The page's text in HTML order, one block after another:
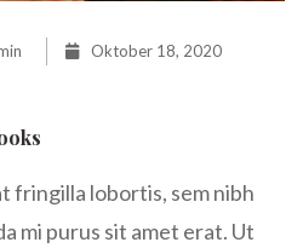
Oktober 18, 2020
fringilla lobortis, sem nibh
mi purus sit amet erat. Ut